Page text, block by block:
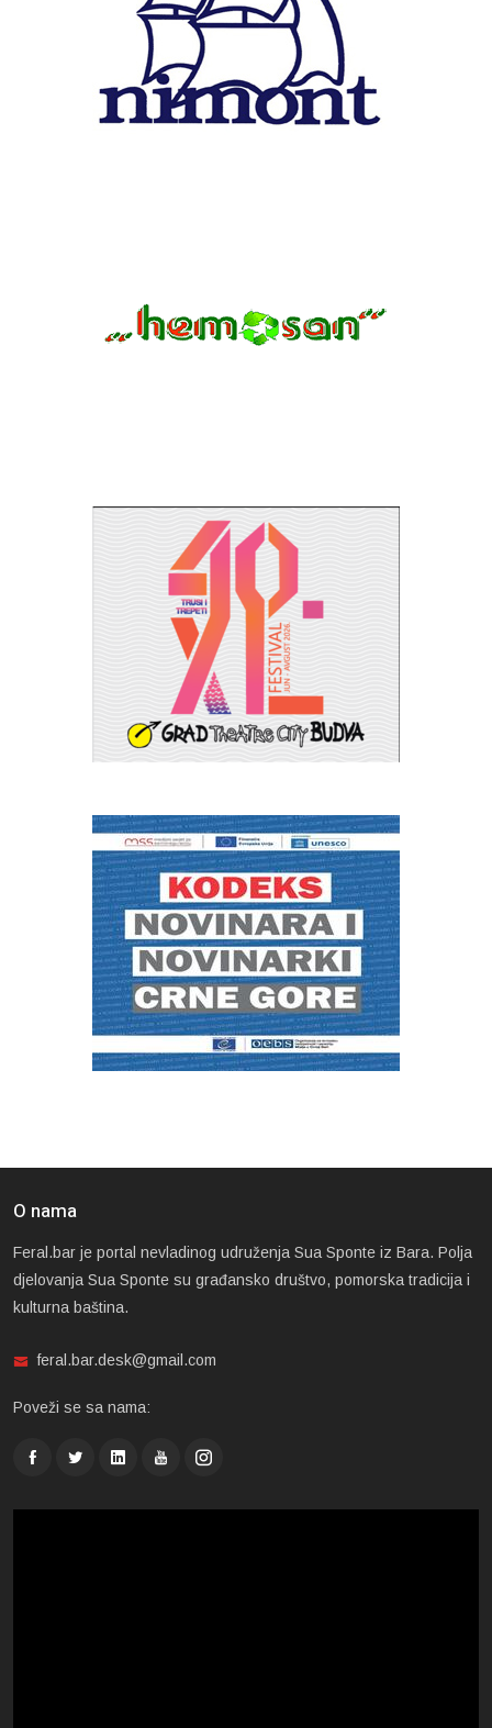
O nama
Feral.bar je portal nevladinog udruženja Sua Sponte iz Bara. Polja
djelovanja Sua Sponte su građansko društvo, pomorska tradicija i
kulturna baština.
feral.bar.desk@gmail.com
Poveži se sa nama: